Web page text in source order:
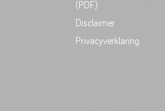
(PDF)
Disclaimer
Privacyverklaring